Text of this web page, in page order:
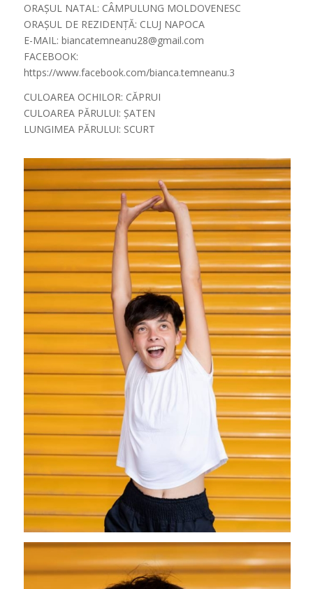
ORAȘUL NATAL: CÂMPULUNG MOLDOVENESC
ORAȘUL DE REZIDENȚĂ: CLUJ NAPOCA
E-MAIL: biancatemneanu28@gmail.com
FACEBOOK:
https://www.facebook.com/bianca.temneanu.3
CULOAREA OCHILOR: CĂPRUI
CULOAREA PĂRULUI: ȘATEN
LUNGIMEA PĂRULUI: SCURT